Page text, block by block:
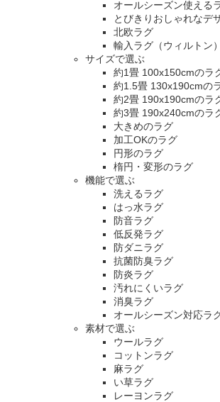
オールシーズン使える
とびきりおしゃれなデ
北欧ラグ
輸入ラグ（ウィルトン
サイズで選ぶ
約1畳 100x150cmのラ
約1.5畳 130x190cmの
約2畳 190x190cmのラ
約3畳 190x240cmのラ
大きめのラグ
加工OKのラグ
円形のラグ
楕円・変形のラグ
機能で選ぶ
洗えるラグ
はっ水ラグ
防音ラグ
低反発ラグ
防ダニラグ
抗菌防臭ラグ
防炎ラグ
汚れにくいラグ
消臭ラグ
オールシーズン対応ラ
素材で選ぶ
ウールラグ
コットンラグ
麻ラグ
い草ラグ
レーヨンラグ